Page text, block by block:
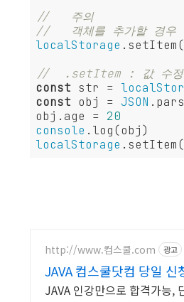
//   주의
//   객체를 추가할 경우
localStorage .setItem(
//  .setItem : 값 수정.
const str =
const obj = JSON
obj.age = 20
console
localStorage .setItem(
http://www.컴스쿨.com 광고
JAVA 컴스쿨닷컴 당일
JAVA 인강만으로 합격가능,